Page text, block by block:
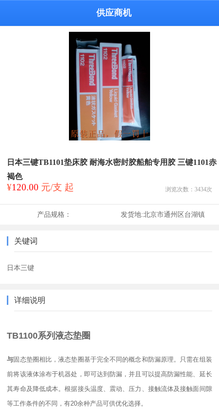
供应商机
日本三键TB1101垫床胶 耐海水密封胶船舶专用胶 三键1101赤
褐色
¥120.00 元/支 起 浏览次数： 3434次
产品规格： 发货地:北京市通州区台湖镇
关键词
日本三键
详细说明
TB1100系列液态垫圈
与固态垫圈相比，液态垫圈基于完全不同的概念和防漏原理。只需在组装
前将该液体涂布于机器处，即可达到防漏，并且可以提高防漏性能、延长
其寿命及降低成本。根据接头温度、震动、压力、接触流体及接触面间隙
等工作条件的不同，有20余种产品可供优化选择。